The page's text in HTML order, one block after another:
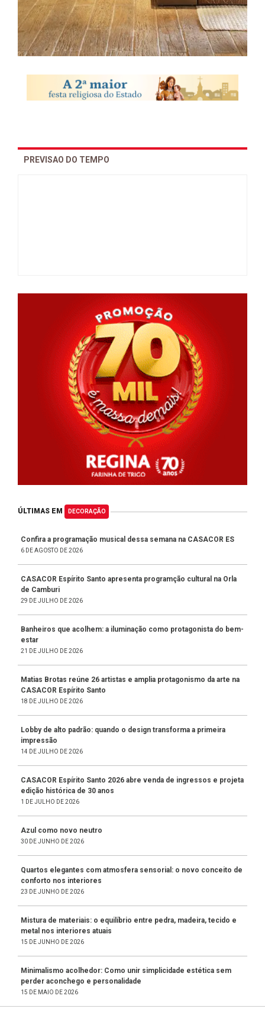
PREVISAO DO TEMPO
ÚLTIMAS EM DECORAÇÃO
Confira a programação musical dessa semana na CASACOR ES
6 DE AGOSTO DE 2026
CASACOR Espírito Santo apresenta programção cultural na Orla
de Camburi
29 DE JULHO DE 2026
Banheiros que acolhem: a iluminação como protagonista do bem-
estar
21 DE JULHO DE 2026
Matias Brotas reúne 26 artistas e amplia protagonismo da arte na
CASACOR Espírito Santo
18 DE JULHO DE 2026
Lobby de alto padrão: quando o design transforma a primeira
impressão
14 DE JULHO DE 2026
CASACOR Espírito Santo 2026 abre venda de ingressos e projeta
edição histórica de 30 anos
1 DE JULHO DE 2026
Azul como novo neutro
30 DE JUNHO DE 2026
Quartos elegantes com atmosfera sensorial: o novo conceito de
conforto nos interiores
23 DE JUNHO DE 2026
Mistura de materiais: o equilíbrio entre pedra, madeira, tecido e
metal nos interiores atuais
15 DE JUNHO DE 2026
Minimalismo acolhedor: Como unir simplicidade estética sem
perder aconchego e personalidade
15 DE MAIO DE 2026